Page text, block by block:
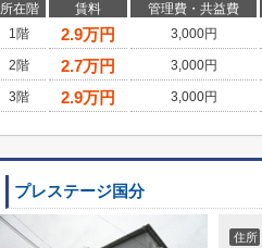
所在階 賃料 管理費・共益費
1階
2.9万円 3,000円
2階
2.7万円 3,000円
3階
2.9万円 3,000円
プレステージ国分
住所